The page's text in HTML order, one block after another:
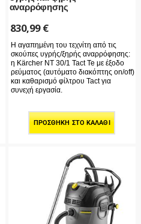
αναρρόφησης
830,99€
Η αγαπημένη του τεχνίτη από τις
σκούπες υγρής/ξηρής αναρρόφησης:
η Kärcher NT 30/1 Tact Te με έξοδο
ρεύματος (αυτόματο διακόπτης on/off)
και καθαρισμό φίλτρου Tact για
συνεχή εργασία.
ΠΡΟΣΘΉΚΗ ΣΤΟ ΚΑΛΆΘΙ